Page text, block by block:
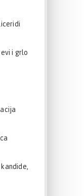
i grlo